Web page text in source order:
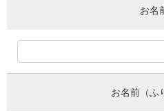
お名
お名前（ふ